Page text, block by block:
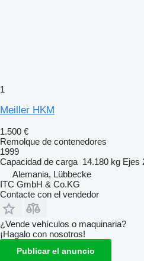
1
Meiller HKM
1.500 €
Remolque de contenedores
1999
Capacidad de carga 14.180 kg Ejes
Alemania, Lübbecke
ITC GmbH & Co.KG
Contacte con el vendedor
¿Vende vehículos o maquinaria?
¡Hagalo con nosotros!
Publicar el anuncio